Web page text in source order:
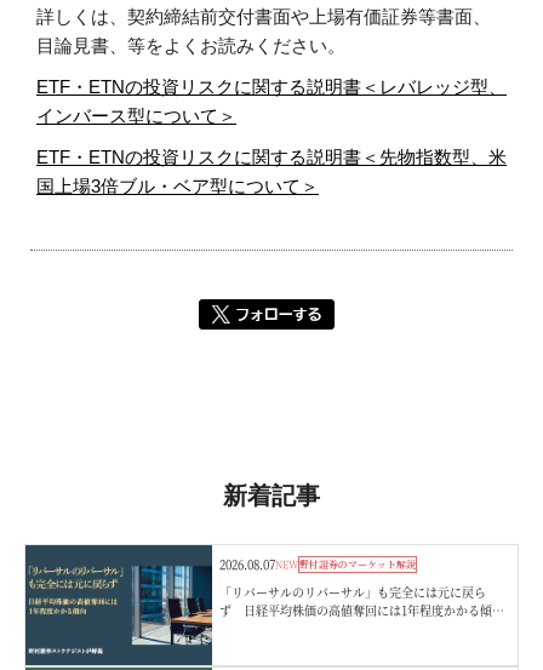
詳しくは、契約締結前交付書面や上場有価証券等書面、
目論見書、等をよくお読みください。
ETF・ETNの投資リスクに関する説明書＜レバレッジ型、
インバース型について＞
ETF・ETNの投資リスクに関する説明書＜先物指数型、米
国上場3倍ブル・ベア型について＞
新着記事
2026.08.07NEW野村證券のマーケット解説
「リバーサルのリバーサル」も完全には元に戻ら
ず 日経平均株価の高値奪回には1年程度かかる傾